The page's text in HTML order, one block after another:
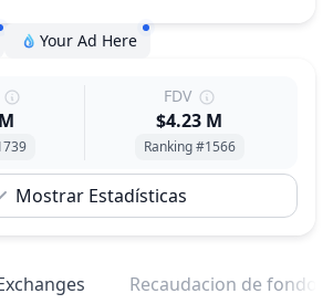
Your Ad Here
FDV
$4.23 M
Ranking #1566
Mostrar Estadísticas
Recaudacion de fondos